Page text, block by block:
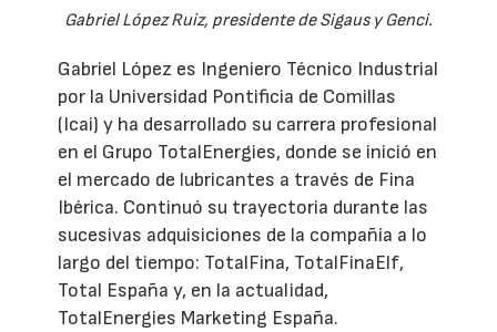
Gabriel López Ruiz, presidente de Sigaus y Genci.
Gabriel López es Ingeniero Técnico Industrial
por la Universidad Pontificia de Comillas
(Icai) y ha desarrollado su carrera profesional
en el Grupo TotalEnergies, donde se inició en
el mercado de lubricantes a través de Fina
Ibérica. Continuó su trayectoria durante las
sucesivas adquisiciones de la compañía a lo
largo del tiempo: TotalFina, TotalFinaElf,
Total España y, en la actualidad,
TotalEnergies Marketing España.